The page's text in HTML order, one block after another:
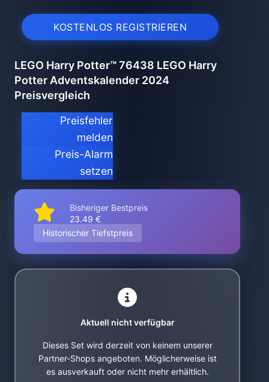
KOSTENLOS REGISTRIEREN
LEGO Harry Potter™ 76438 LEGO Harry
Potter Adventskalender 2024
Preisvergleich
Preisfehler
melden
Preis-Alarm
setzen
Bisheriger Bestpreis
23.49 €
Historischer Tiefstpreis
Aktuell nicht verfügbar
Dieses Set wird derzeit von keinem unserer
Partner-Shops angeboten. Möglicherweise ist
es ausverkauft oder nicht mehr erhältlich.